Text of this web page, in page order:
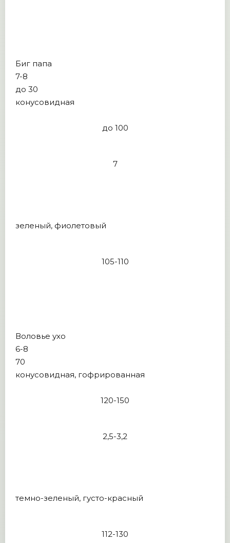
Биг папа
7-8
до 30
конусовидная
до 100
7
зеленый, фиолетовый
105-110
Воловье ухо
6-8
70
конусовидная, гофрированная
120-150
2,5-3,2
темно-зеленый, густо-красный
112-130